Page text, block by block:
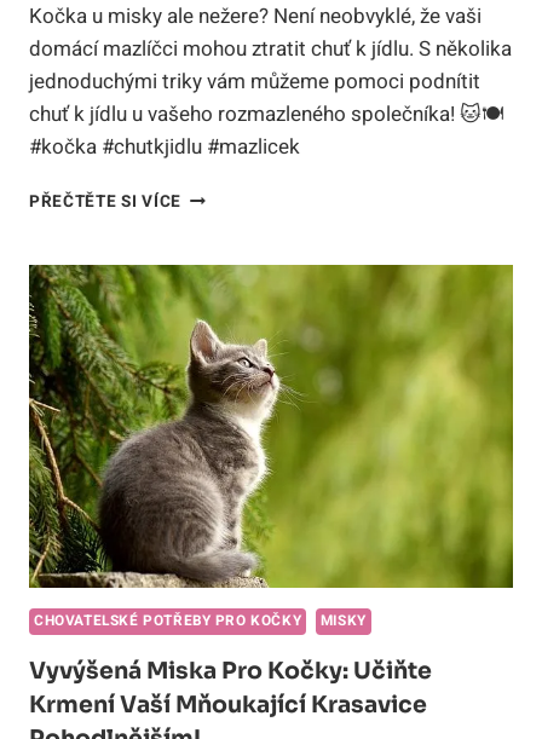
Kočka u misky ale nežere? Není neobvyklé, že vaši
domácí mazlíčci mohou ztratit chuť k jídlu. S několika
jednoduchými triky vám můžeme pomoci podnítit
chuť k jídlu u vašeho rozmazleného společníka! 🐱🍽️
#kočka #chutkjidlu #mazlicek
PŘEČTĚTE SI VÍCEKOČKA
ALE
NEŽERE:
JAK
PODNÍTIT
CHUŤ
K
JÍDLU
U
VAŠEHO
ROZMAZLENÉHO
SPOLEČNÍKA!
CHOVATELSKÉ POTŘEBY PRO KOČKY MISKY
Vyvýšená Miska Pro Kočky: Učiňte
Krmení Vaší Mňoukající Krasavice